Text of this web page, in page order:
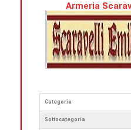
Armeria
Categoria
Sottocategoria